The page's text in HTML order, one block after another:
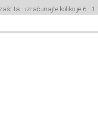
- izračunajte koliko je 6 - 1 :